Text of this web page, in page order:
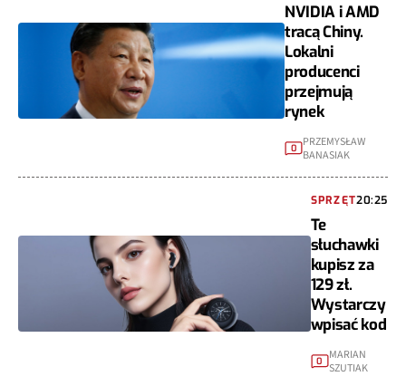
NVIDIA i AMD
tracą Chiny.
Lokalni
producenci
przejmują
rynek
0
PRZEMYSŁAW
BANASIAK
SPRZĘT20:25
Te
słuchawki
kupisz za
129 zł.
Wystarczy
wpisać kod
0 MARIAN
SZUTIAK